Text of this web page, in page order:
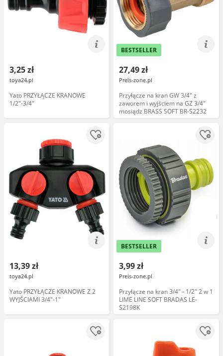
3,25 zł
toya24.pl
Yato PRZYŁĄCZE KRANOWE
1/2"-3/4"
BESTSELLER
27,49 zł
Preis-zone.pl
Przyłącze na kran GW 3/4" z
zaworem i wyjściem na GZ 3/4"
mosiądz BRASS SOFT BR-S2232
13,39 zł
toya24.pl
Yato PRZYŁĄCZE KRANOWE Z 2
WYJŚCIAMI 3/4"-1"
BESTSELLER
3,99 zł
Preis-zone.pl
Przyłącze na kran 3/4" - 1/2" 2 w 1
LIME LINE SOFT BRADAS LE-
S2198K